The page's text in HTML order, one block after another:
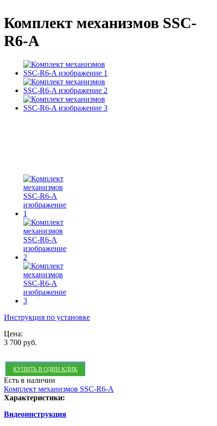
Комплект механизмов SSC-
R6-A
Инструкция по установке
Цена:
3 700 руб.
КУПИТЬ В ОДИН КЛИК
Есть в наличии
Комплект механизмов SSC-R6-A
Характеристики:
Видеоинструкция